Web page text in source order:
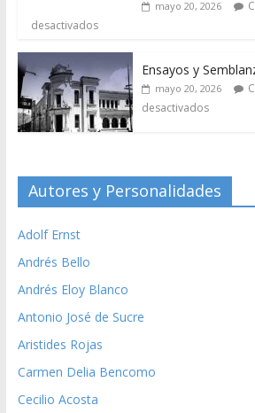
mayo 20, 2026
desactivados
Ensayos y
mayo 20, 2026
desactivados
Autores y Personalidades
Adolf Ernst
Andrés Bello
Andrés Eloy Blanco
Antonio José de Sucre
Aristides Rojas
Carmen Delia Bencomo
Cecilio Acosta